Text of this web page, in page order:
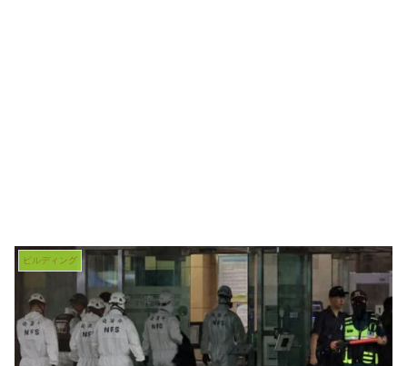
ビルディング